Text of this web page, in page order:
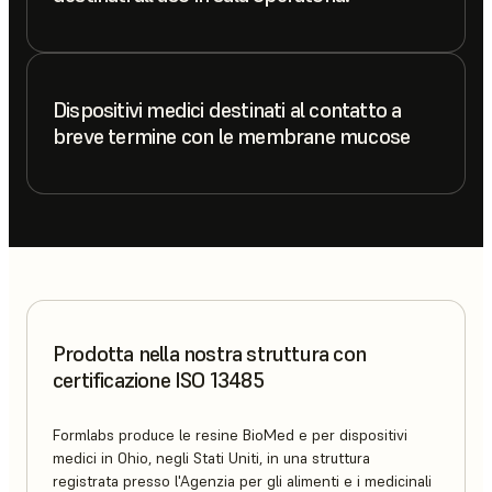
Dispositivi medici destinati al contatto a
breve termine con le membrane mucose
Prodotta nella nostra struttura con
certificazione ISO 13485
Formlabs produce le resine BioMed e per dispositivi
medici in Ohio, negli Stati Uniti, in una struttura
registrata presso l'Agenzia per gli alimenti e i medicinali